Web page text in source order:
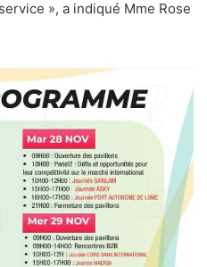
», a indiqué Mme Rose